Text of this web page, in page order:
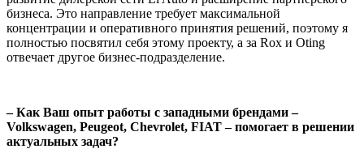
бизнеса. Это направление требует максимальной
концентрации и оперативного принятия решений, поэтому я
полностью посвятил себя этому проекту, а за Rox и Oting
отвечает другое бизнес-подразделение.
– Как Ваш опыт работы с западными брендами –
Volkswagen, Peugeot, Chevrolet, FIAT – помогает в решении
актуальных задач?